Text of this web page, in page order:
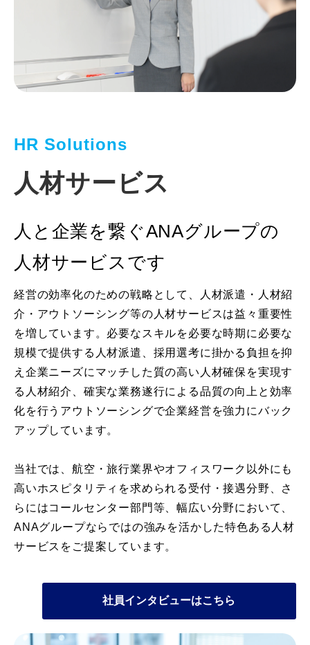
HR Solutions
人材サービス
人と企業を繋ぐANAグループの
人材サービスです
経営の効率化のための戦略として、人材派遣・人材紹
介・アウトソーシング等の人材サービスは益々重要性
を増しています。必要なスキルを必要な時期に必要な
規模で提供する人材派遣、採用選考に掛かる負担を抑
え企業ニーズにマッチした質の高い人材確保を実現す
る人材紹介、確実な業務遂行による品質の向上と効率
化を行うアウトソーシングで企業経営を強力にバック
アップしています。
当社では、航空・旅行業界やオフィスワーク以外にも
高いホスピタリティを求められる受付・接遇分野、さ
らにはコールセンター部門等、幅広い分野において、
ANAグループならではの強みを活かした特色ある人材
サービスをご提案しています。
社員インタビューはこちら